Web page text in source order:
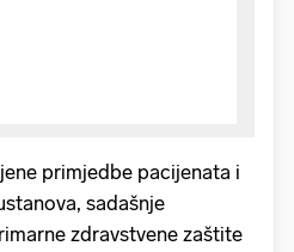
primjedbe pacijenata i
sadašnje
zdravstvene zaštite